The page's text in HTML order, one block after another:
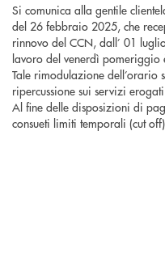
Si comunica alla gentile
del 26 febbraio 2025, che
rinnovo del CCN, dall’ 01
lavoro del venerdì
Tale rimodulazione dell’orario
ripercussione sui servizi
Al fine delle disposizioni di
consueti limiti temporali (cut